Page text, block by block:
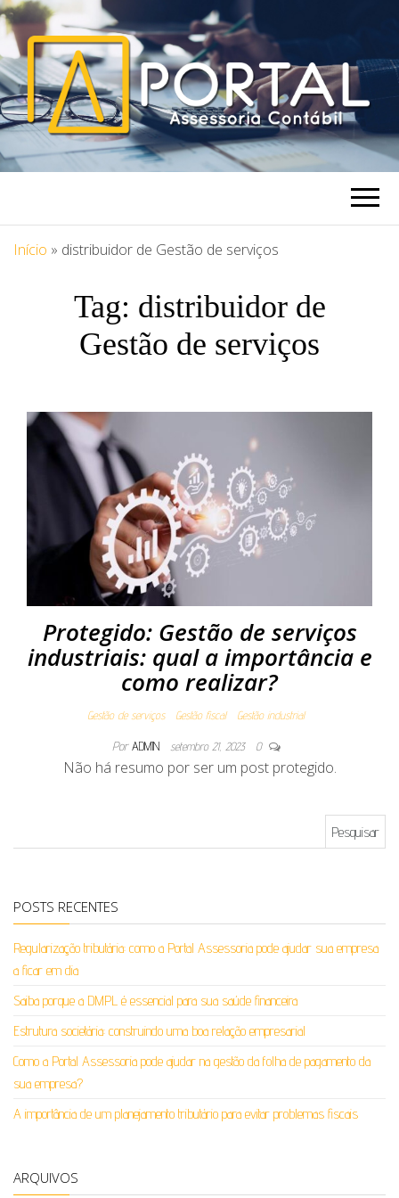
PORTAL
ASSESSORIA
Blog Portal Assessoria
Início » distribuidor de Gestão de serviços
Tag: distribuidor de
Gestão de serviços
Protegido: Gestão de serviços
industriais: qual a importância e
como realizar?
Gestão de serviços Gestão fiscal Gestão industrial
Por ADMIN setembro 21, 2023 0
Não há resumo por ser um post protegido.
POSTS RECENTES
Regularização tributária: como a Portal Assessoria pode ajudar sua empresa
a ficar em dia
Saiba porque a DMPL é essencial para sua saúde financeira
Estrutura societária: construindo uma boa relação empresarial
Como a Portal Assessoria pode ajudar na gestão da folha de pagamento da
sua empresa?
A importância de um planejamento tributário para evitar problemas fiscais
ARQUIVOS